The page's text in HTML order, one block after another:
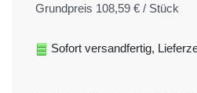
Grundpreis 108,59 € / Stück
Sofort versandfertig,